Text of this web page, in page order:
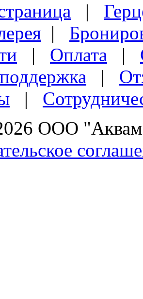
|
|
| Оплата |
|
|
ООО